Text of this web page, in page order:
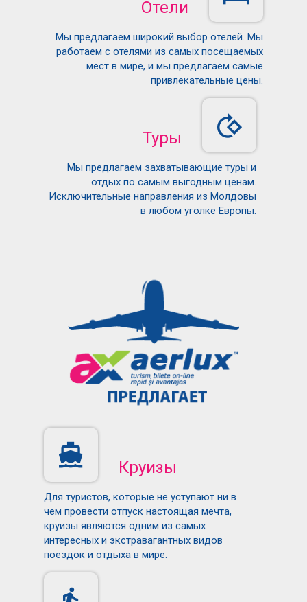
Отели
Мы предлагаем широкий выбор отелей. Мы
работаем с отелями из самых посещаемых
мест в мире, и мы предлагаем самые
привлекательные цены.
Туры
Мы предлагаем захватывающие туры и
отдых по самым выгодным ценам.
Исключительные направления из Молдовы
в любом уголке Европы.
Круизы
Для туристов, которые не уступают ни в
чем провести отпуск настоящая мечта,
круизы являются одним из самых
интересных и экстравагантных видов
поездок и отдыха в мире.